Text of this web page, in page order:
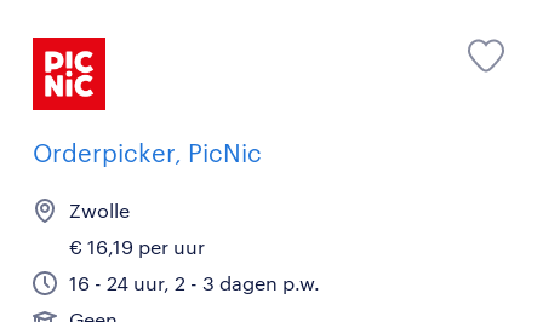
Orderpicker, PicNic
Zwolle
€ 16,19 per uur
16 - 24 uur, 2 - 3 dagen p.w.